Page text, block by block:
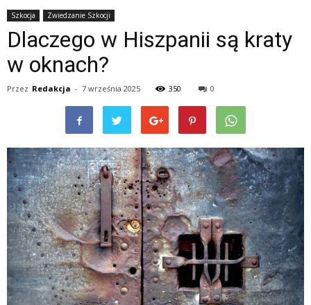
Szkocja Zwiedzanie Szkocji
Dlaczego w Hiszpanii są kraty
w oknach?
Przez Redakcja - 7 września 2025 350 0